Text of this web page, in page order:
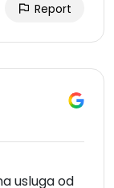
Report
usluga od